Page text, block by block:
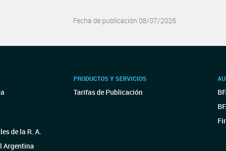
Fecha de publicación 08/07/2026
de la R. A.
Argentina
PRODUCTOS Y SERVICIOS
Tarifas de Publicación